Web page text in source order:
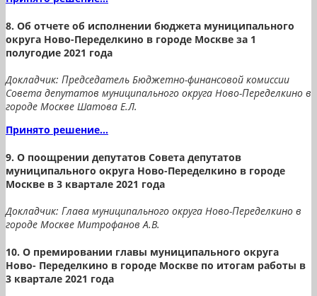
8. Об отчете об исполнении бюджета муниципального
округа Ново-Переделкино в городе Москве за 1
полугодие 2021 года
Докладчик: Председатель Бюджетно-финансовой комиссии
Совета депутатов муниципального округа Ново-Переделкино в
городе Москве Шатова Е.Л.
Принято решение...
9. О поощрении депутатов Совета депутатов
муниципального округа Ново-Переделкино в городе
Москве в 3 квартале 2021 года
Докладчик: Глава муниципального округа Ново-Переделкино в
городе Москве Митрофанов А.В.
10. О премировании главы муниципального округа
Ново- Переделкино в городе Москве по итогам работы в
3 квартале 2021 года